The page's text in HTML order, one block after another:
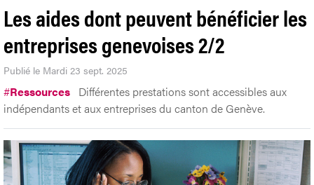
Les aides dont peuvent bénéficier les
entreprises genevoises 2/2
Publié le Mardi 23 sept. 2025
#Ressources Différentes prestations sont accessibles aux
indépendants et aux entreprises du canton de Genève.